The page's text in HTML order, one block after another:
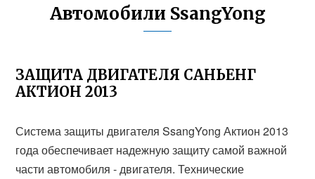
Автомобили SsangYong
ЗАЩИТА ДВИГАТЕЛЯ САНЬЕНГ
АКТИОН 2013
Система защиты двигателя SsangYong Актион 2013
года обеспечивает надежную защиту самой важной
части автомобиля - двигателя. Технические